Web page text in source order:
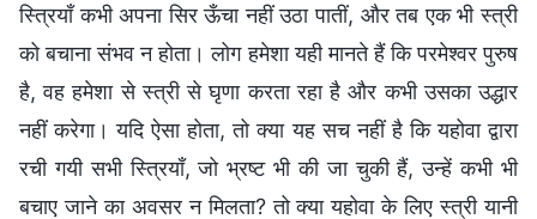
स्त्रियाँ कभी अपना सिर ऊँचा नहीं उठा पातीं, और तब एक भी स्त्री
को बचाना संभव न होता। लोग हमेशा यही मानते हैं कि परमेश्वर पुरुष
है, वह हमेशा से स्त्री से घृणा करता रहा है और कभी उसका उद्धार
नहीं करेगा। यदि ऐसा होता, तो क्या यह सच नहीं है कि यहोवा द्वारा
रची गयी सभी स्त्रियाँ, जो भ्रष्ट भी की जा चुकी हैं, उन्हें कभी भी
बचाए जाने का अवसर न मिलता? तो क्या यहोवा के लिए स्त्री यानी